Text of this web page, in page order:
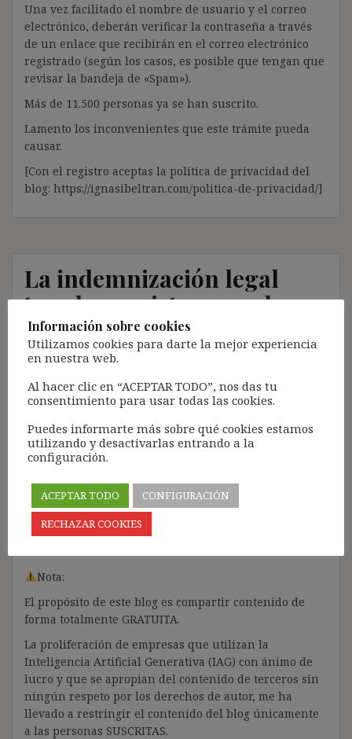
Una vez facilitado el nombre de usuario y el correo
electrónico, deberán verificar la contraseña a través
de un enlace que recibirán en el correo electrónico
registrado (según los casos, es posible que tengan que
revisar la bandeja de «Spam»).
Más de 11.500 personas ya se han suscrito.
Lamento los inconvenientes que este trámite pueda
causar.
[Con el registro aceptas la política de privacidad del
blog: https://ignasibeltran.com/politica-de-privacidad/]
La indemnización legal
tasada prevista para el
despido improcedente es
contraria a la Carta Social
Europea revisada
(Conclusiones del CEDS
2023 con respecto a los
derechos relacionados con
los niños, la familia y los
inmigrantes)
Nota:
El propósito de este blog es compartir contenido de
forma totalmente GRATUITA.
La proliferación de empresas que utilizan la
Inteligencia Artificial Generativa (IAG) con ánimo de
lucro y que se apropian del contenido de terceros sin
ningún respeto por los derechos de autor, me ha
llevado a restringir el contenido del blog únicamente
a las personas SUSCRITAS.
Información sobre cookies
Utilizamos cookies para darte la mejor experiencia
en nuestra web.
Al hacer clic en “ACEPTAR TODO”, nos das tu
consentimiento para usar todas las cookies.
Puedes informarte más sobre qué cookies estamos
utilizando y desactivarlas entrando a la
configuración.
ACEPTAR TODO
CONFIGURACIÓN
RECHAZAR COOKIES